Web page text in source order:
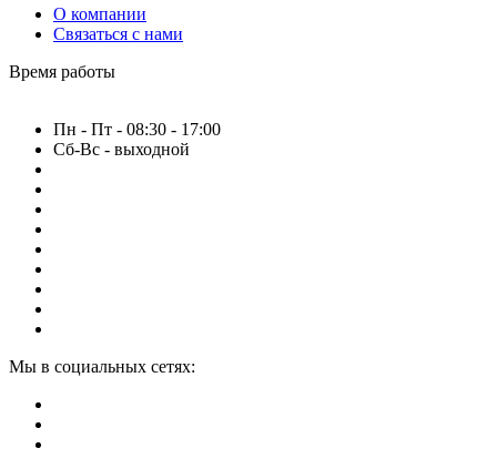
О компании
Связаться с нами
Время работы
Пн - Пт - 08:30 - 17:00
Сб-Вс - выходной
Мы в социальных сетях: